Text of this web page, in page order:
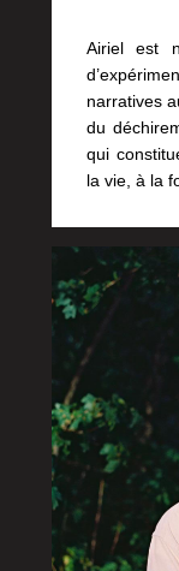
Airiel est
narratives
du
qui
la vie, à la